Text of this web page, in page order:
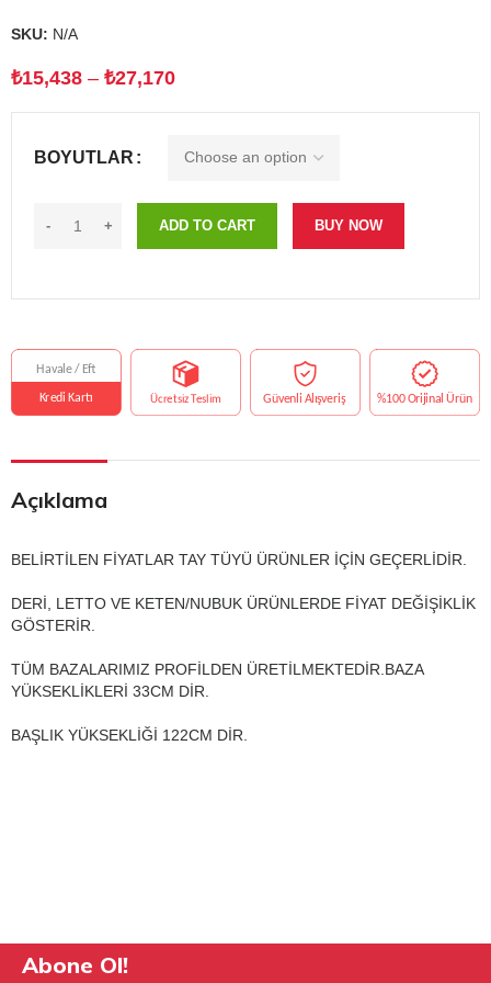
SKU: N/A
₺15,438 – ₺27,170
BOYUTLAR
ADD TO CART BUY NOW
Açıklama
BELİRTİLEN FİYATLAR TAY TÜYÜ ÜRÜNLER İÇİN GEÇERLİDİR.
DERİ, LETTO VE KETEN/NUBUK ÜRÜNLERDE FİYAT DEĞİŞİKLİK
GÖSTERİR.
TÜM BAZALARIMIZ PROFİLDEN ÜRETİLMEKTEDİR.BAZA
YÜKSEKLİKLERİ 33CM DİR.
BAŞLIK YÜKSEKLİĞİ 122CM DİR.
Abone Ol!